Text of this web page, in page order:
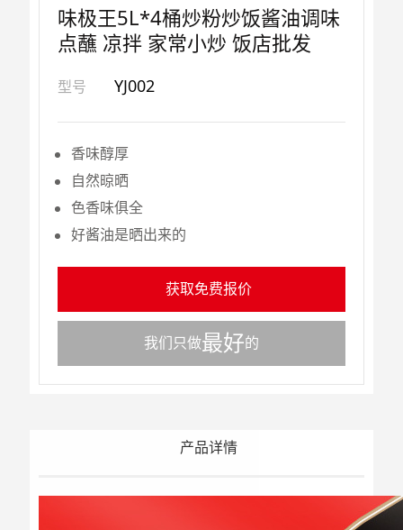
味极王5L*4桶炒粉炒饭酱油调味
点蘸 凉拌 家常小炒 饭店批发
型号 YJ002
香味醇厚
自然晾晒
色香味俱全
好酱油是晒出来的
获取免费报价
我们只做最好的
产品详情